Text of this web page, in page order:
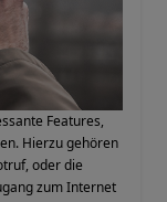
Features,
Hierzu gehören
oder die
zum Internet